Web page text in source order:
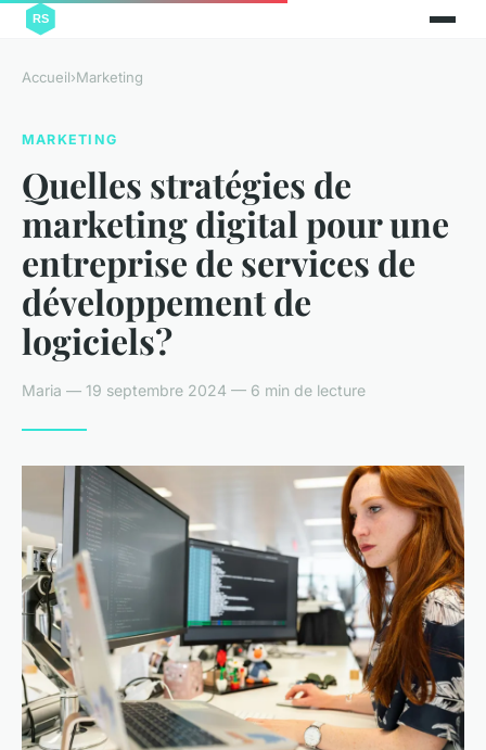
Accueil›Marketing
MARKETING
Quelles stratégies de
marketing digital pour une
entreprise de services de
développement de
logiciels?
Maria — 19 septembre 2024 — 6 min de lecture